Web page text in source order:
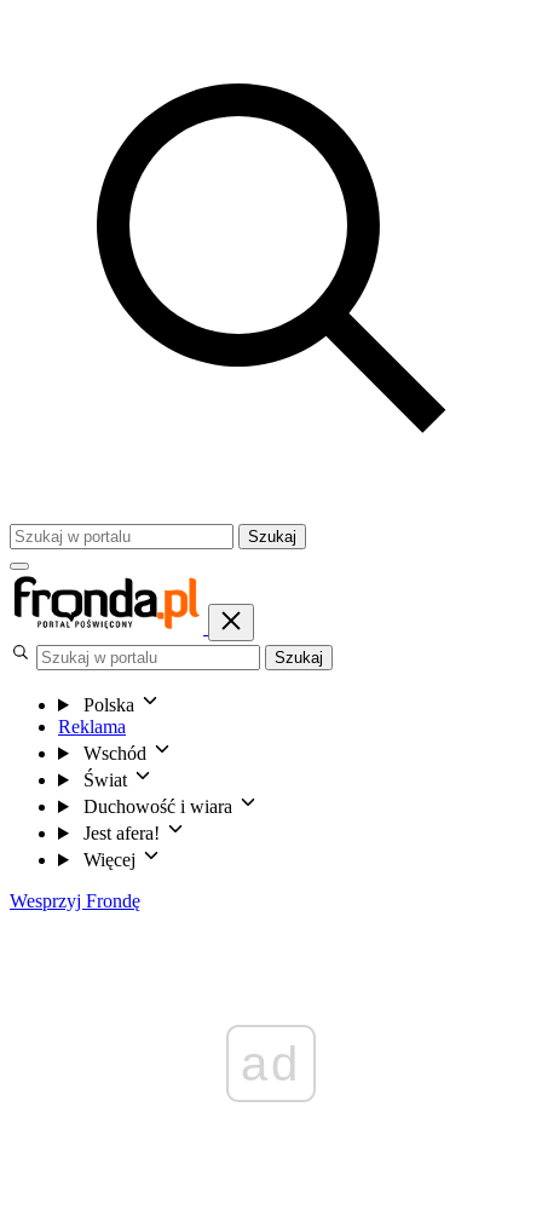
Szukaj
Szukaj
Polska
Reklama
Wschód
Świat
Duchowość i wiara
Jest afera!
Więcej
Wesprzyj Frondę
ad